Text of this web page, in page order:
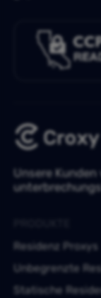
Unsere
Residenz Proxys
Unbegrenzte
Statische